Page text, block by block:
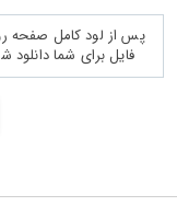
فایل برای شما دانلود